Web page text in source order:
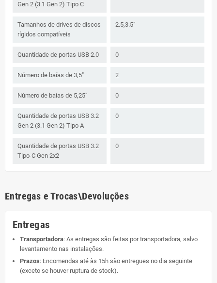
Gen 2 (3.1 Gen 2) Tipo C
Tamanhos de drives de discos
rígidos compatíveis
2.5,3.5"
Quantidade de portas USB 2.0 0
Número de baías de 3,5" 2
Número de baías de 5,25" 0
Quantidade de portas USB 3.2
Gen 2 (3.1 Gen 2) Tipo A
0
Quantidade de portas USB 3.2
Tipo-C Gen 2x2
0
Entregas e Trocas\Devoluções
Entregas
Transportadora: As entregas são feitas por transportadora, salvo
levantamento nas instalações.
Prazos: Encomendas até às 15h são entregues no dia seguinte
(exceto se houver ruptura de stock).